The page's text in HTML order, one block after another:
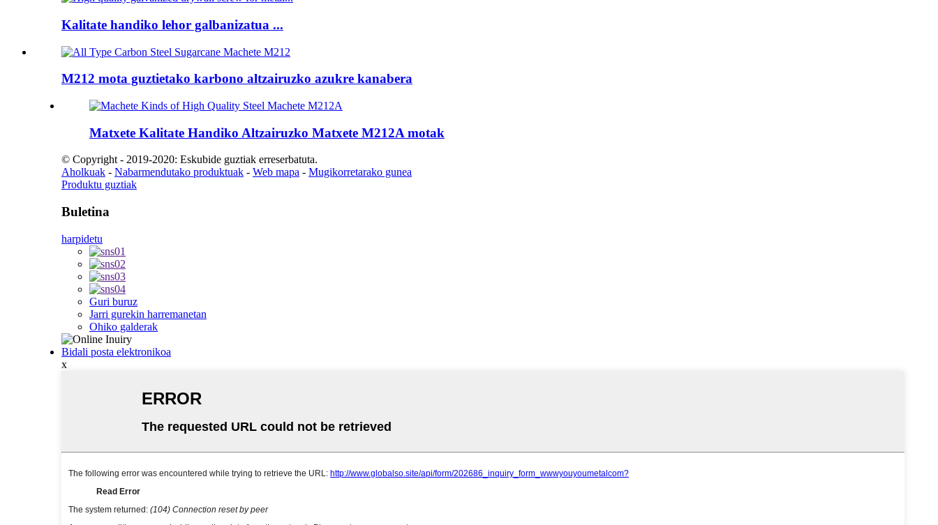
Kalitate handiko lehor galbanizatua ...
M212 mota guztietako karbono altzairuzko azukre kanabera
Matxete Kalitate Handiko Altzairuzko Matxete M212A motak
© Copyright - 2019-2020: Eskubide guztiak erreserbatuta.
Aholkuak - Nabarmendutako produktuak - Web mapa - Mugikorretarako gunea
Produktu guztiak
Buletina
harpidetu
Guri buruz
Jarri gurekin harremanetan
Ohiko galderak
Bidali posta elektronikoa
x